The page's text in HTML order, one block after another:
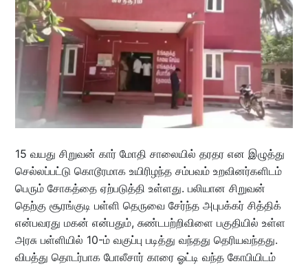
15 வயது சிறுவன் கார் மோதி சாலையில் தரதர என இழுத்து
செல்லப்பட்டு கொடூரமாக உயிரிழந்த சம்பவம் உறவினர்களிடம்
பெரும் சோகத்தை ஏற்படுத்தி உள்ளது. பலியான சிறுவன்
தெற்கு சூரங்குடி பள்ளி தெருவை சேர்ந்த அபுபக்கர் சித்திக்
என்பவரது மகன் என்பதும், சுண்டபற்றிவிளை பகுதியில் உள்ள
அரசு பள்ளியில் 10-ம் வகுப்பு படித்து வந்தது தெரியவந்தது.
விபத்து தொடர்பாக போலீசார் காரை ஓட்டி வந்த கோபியிடம்